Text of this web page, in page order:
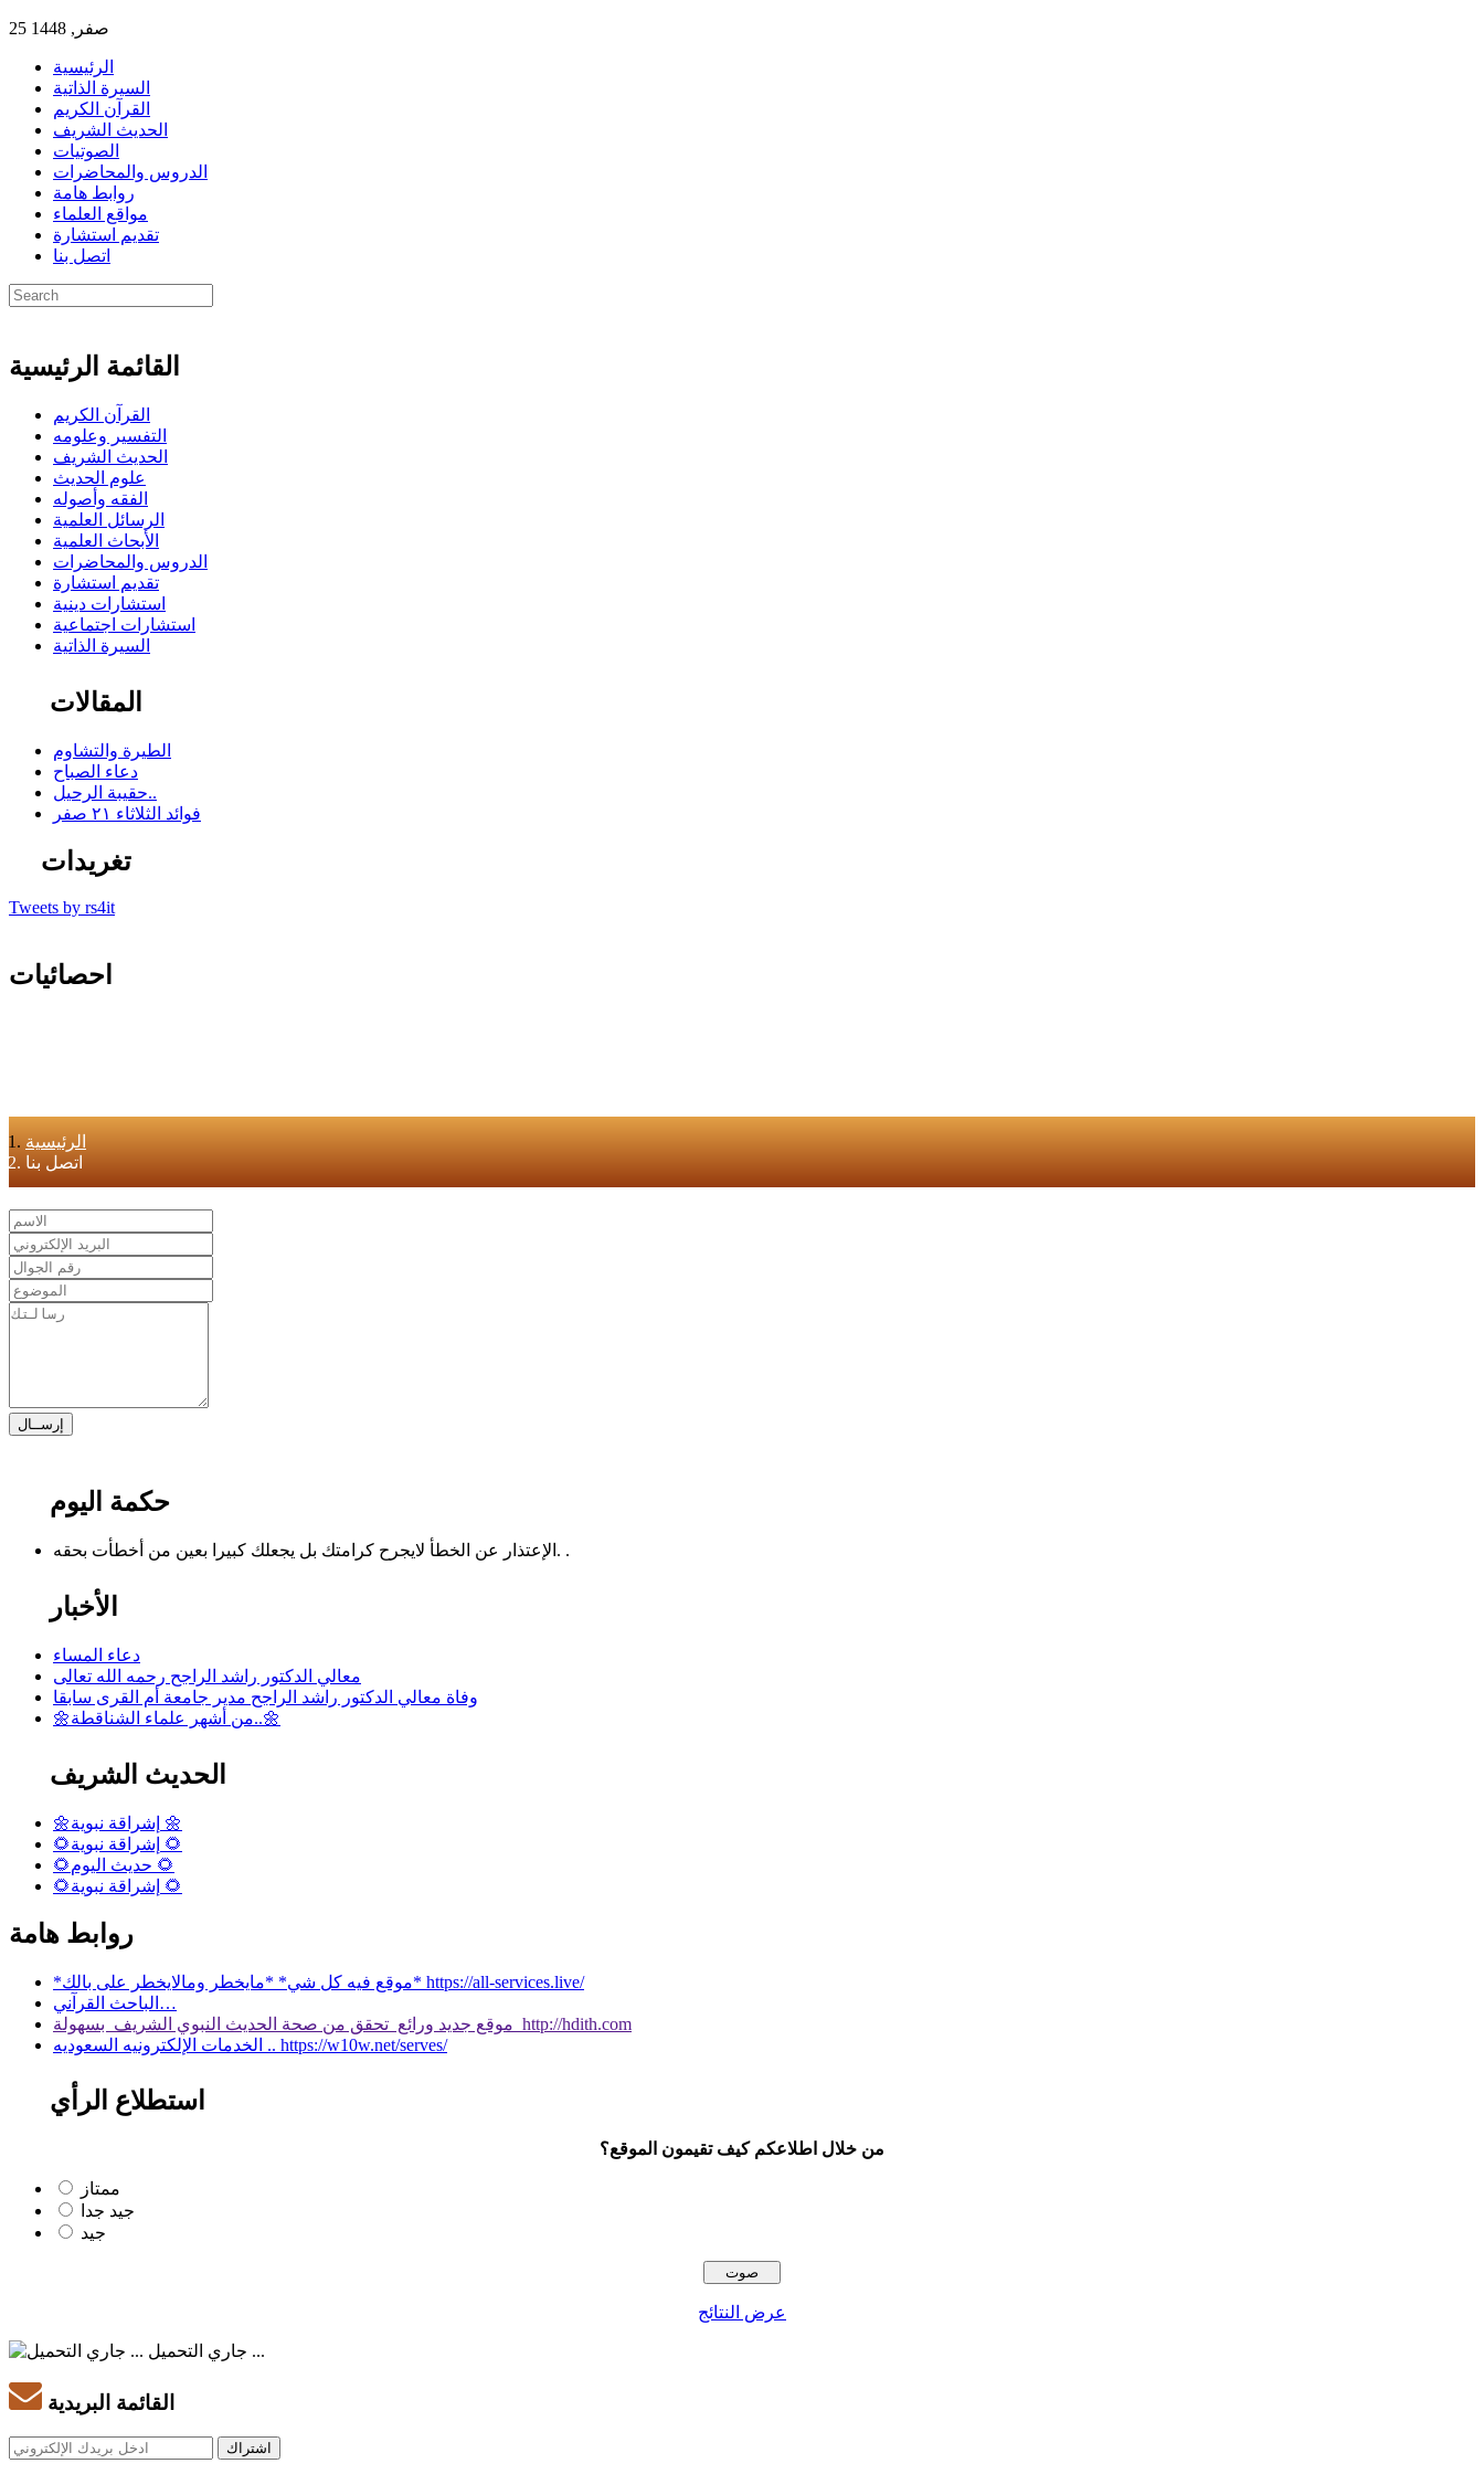
25 صفر, 1448
الرئيسية
السيرة الذاتية
القرآن الكريم
الحديث الشريف
الصوتيات
الدروس والمحاضرات
روابط هامة
مواقع العلماء
تقديم استشارة
اتصل بنا
القائمة الرئيسية
القرآن الكريم
التفسير وعلومه
الحديث الشريف
علوم الحديث
الفقه وأصوله
الرسائل العلمية
الأبحاث العلمية
الدروس والمحاضرات
تقديم استشارة
استشارات دينية
استشارات اجتماعية
السيرة الذاتية
المقالات
الطيرة والتشاوم
دعاء الصباح
حقيبة الرحيل..
فوائد الثلاثاء ٢١ صفر
تغريدات
Tweets by rs4it
احصائيات
الرئيسية
اتصل بنا
حكمة اليوم
الإعتذار عن الخطأ لايجرح كرامتك بل يجعلك كبيرا بعين من أخطأت بحقه. .
الأخبار
دعاء المساء
معالي الدكتور راشد الراجح رحمه الله تعالى
وفاة معالي الدكتور راشد الراجح مدير جامعة أم القرى سابقا
🌼من أشهر علماء الشناقطة..🌼
الحديث الشريف
🌼إشراقة نبوية 🌼
🌻إشراقة نبوية 🌻
🌻حديث اليوم 🌻
🌻إشراقة نبوية 🌻
روابط هامة
*موقع فيه كل شي* *مايخطر ومالايخطر على بالك* https://all-services.live/
الباحث القرآني…
موقع جديد ورائع تحقق من صحة الحديث النبوي الشريف بسهولة http://hdith.com
الخدمات الإلكترونيه السعوديه .. https://w10w.net/serves/
استطلاع الرأي
من خلال اطلاعكم كيف تقيمون الموقع؟
ممتاز
جيد جدا
جيد
عرض النتائج
جاري التحميل ...
القائمة البريدية